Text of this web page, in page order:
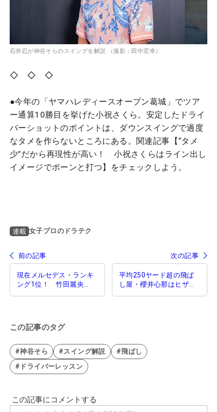
石井忍が神谷そらのスイングを解説 （撮影：田中宏幸）
◇ ◇ ◇
●今年の「ヤマハレディースオープン葛城」でツア
ー通算10勝目を挙げた小祝さくら。安定したドライ
バーショットのポイントは、ダウンスイングで過度
なタメを作らないところにある。関連記事【“タメ
少”だから再現性が高い！ 小祝さくらはライン出し
イメージでポーンと打つ】をチェックしよう。
連載 女子プロのドラテク
前の記事 次の記事
現在メルセデス・ランキ
ング1位！ 竹田麗央
平均250ヤード超の飛ば
し屋・櫻井心那はヒザを
この記事のタグ
#神谷そら #スイング解説
#飛ばし
#ドライバーレッスン